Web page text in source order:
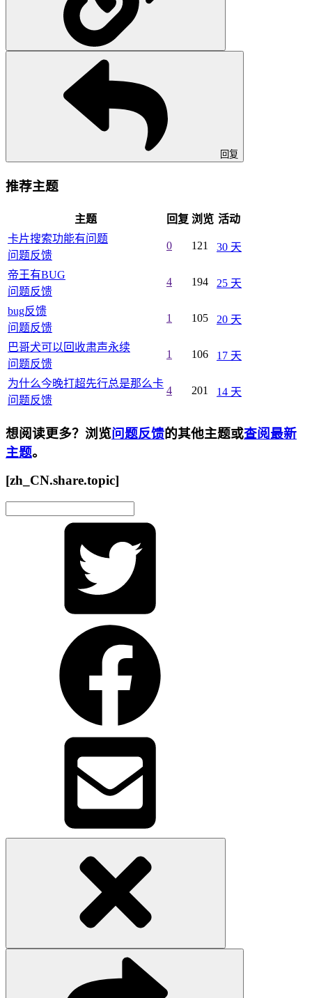
回复
推荐主题
主题 回复 浏览 活动
卡片搜索功能有问题
问题反馈
0 121 30 天
帝王有BUG
问题反馈
4 194 25 天
bug反馈
问题反馈
1 105 20 天
巴哥犬可以回收肃声永续
问题反馈
1 106 17 天
为什么今晚打超先行总是那么卡
问题反馈
4 201 14 天
想阅读更多？浏览问题反馈的其他主题或查阅最新
主题。
[zh_CN.share.topic]